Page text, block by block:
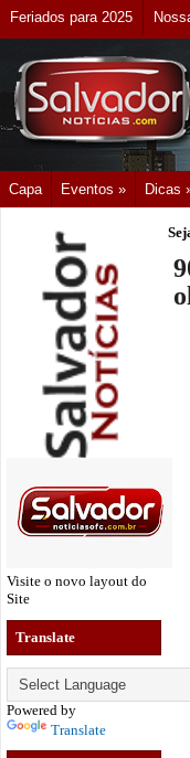
Feriados para 2025
Capa Eventos » Dicas
Visite o novo layout do
Site
Translate
Powered by
Translate